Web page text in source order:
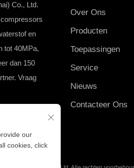
Co., Ltd.
en
tot 40MPa,
dan 150
Vraag
Over Ons
Producten
Toepassingen
Service
Nieuws
Contacteer Ons
our
cookies, click